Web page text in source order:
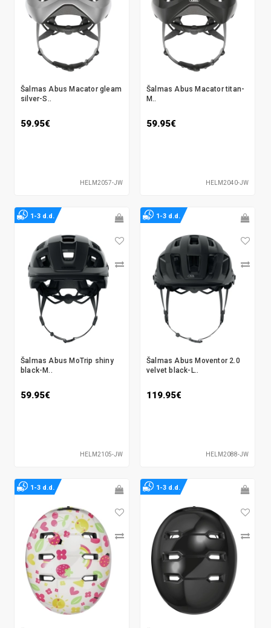
Šalmas Abus Macator gleam
silver-S..
59.95€
HELM2057-JW
Šalmas Abus Macator titan-
M..
59.95€
HELM2040-JW
Šalmas Abus MoTrip shiny
black-M..
59.95€
HELM2105-JW
1-3 d.d.
Šalmas Abus Moventor 2.0
velvet black-L..
119.95€
HELM2088-JW
1-3 d.d.
1-3 d.d. 1-3 d.d.